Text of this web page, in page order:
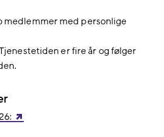
medlemmer med personlige
er fire år og følger